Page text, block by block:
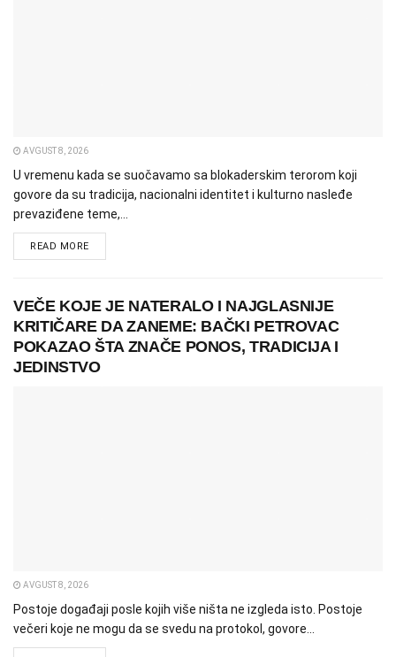
AVGUST 8, 2026
U vremenu kada se suočavamo sa blokaderskim terorom koji
govore da su tradicija, nacionalni identitet i kulturno nasleđe
prevaziđene teme,...
READ MORE
VEČE KOJE JE NATERALO I NAJGLASNIJE
KRITIČARE DA ZANEME: BAČKI PETROVAC
POKAZAO ŠTA ZNAČE PONOS, TRADICIJA I
JEDINSTVO
AVGUST 8, 2026
Postoje događaji posle kojih više ništa ne izgleda isto. Postoje
večeri koje ne mogu da se svedu na protokol, govore...